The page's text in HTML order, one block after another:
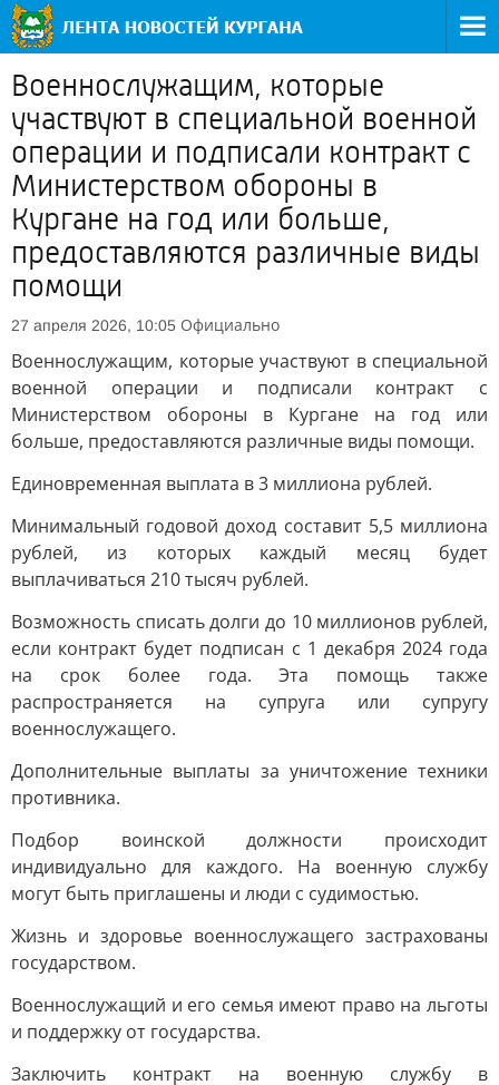
Военнослужащим, которые
участвуют в специальной военной
операции и подписали контракт с
Министерством обороны в
Кургане на год или больше,
предоставляются различные виды
помощи
27 апреля 2026, 10:05 Официально
Военнослужащим, которые участвуют в специальной
военной операции и подписали контракт с
Министерством обороны в Кургане на год или
больше, предоставляются различные виды помощи.
Единовременная выплата в 3 миллиона рублей.
Минимальный годовой доход составит 5,5 миллиона
рублей, из которых каждый месяц будет
выплачиваться 210 тысяч рублей.
Возможность списать долги до 10 миллионов рублей,
если контракт будет подписан с 1 декабря 2024 года
на срок более года. Эта помощь также
распространяется на супруга или супругу
военнослужащего.
Дополнительные выплаты за уничтожение техники
противника.
Подбор воинской должности происходит
индивидуально для каждого. На военную службу
могут быть приглашены и люди с судимостью.
Жизнь и здоровье военнослужащего застрахованы
государством.
Военнослужащий и его семья имеют право на льготы
и поддержку от государства.
Заключить контракт на военную службу в